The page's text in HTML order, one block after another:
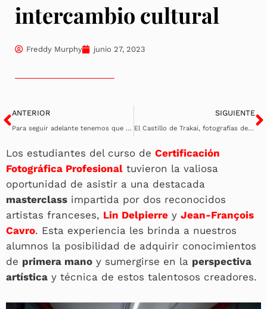
intercambio cultural
Freddy Murphy junio 27, 2023
Ant
ANTERIOR
Para seguir adelante tenemos que ver atrás
SIGUIENTE
El Castillo de Trakai, fotografías desde la perspectiva de Freddy Murphy
Los estudiantes del curso de Certificación
Fotográfica Profesional tuvieron la valiosa
oportunidad de asistir a una destacada
masterclass impartida por dos reconocidos
artistas franceses, Lin Delpierre y Jean-François
Cavro. Esta experiencia les brinda a nuestros
alumnos la posibilidad de adquirir conocimientos
de primera mano y sumergirse en la perspectiva
artística y técnica de estos talentosos creadores.